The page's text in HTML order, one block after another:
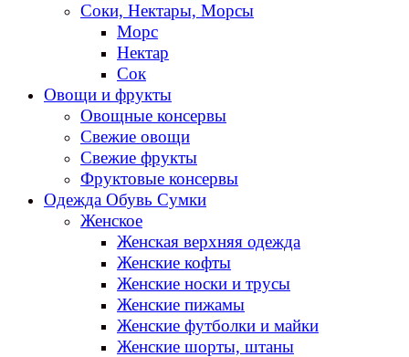
Соки, Нектары, Морсы
Морс
Нектар
Сок
Овощи и фрукты
Овощные консервы
Свежие овощи
Свежие фрукты
Фруктовые консервы
Одежда Обувь Сумки
Женское
Женская верхняя одежда
Женские кофты
Женские носки и трусы
Женские пижамы
Женские футболки и майки
Женские шорты, штаны